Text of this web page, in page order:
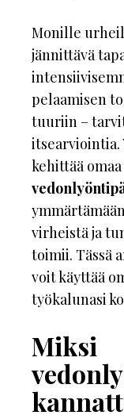
Monille
jännittävä
pelaamisen
tuuriin –
itsearviointia.
kehittää
virheistä ja
toimii. Tässä
voit käyttää
työkalunasi
Miksi